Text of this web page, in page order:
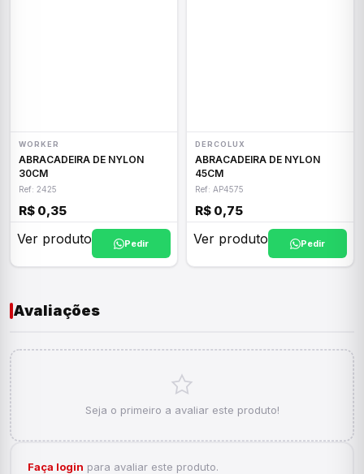
WORKER
ABRACADEIRA DE NYLON
30CM
Ref: 2425
R$ 0,35
Ver produto Pedir
DERCOLUX
ABRACADEIRA DE NYLON
45CM
Ref: AP4575
R$ 0,75
Ver produto Pedir
Avaliações
Seja o primeiro a avaliar este produto!
Faça login para avaliar este produto.